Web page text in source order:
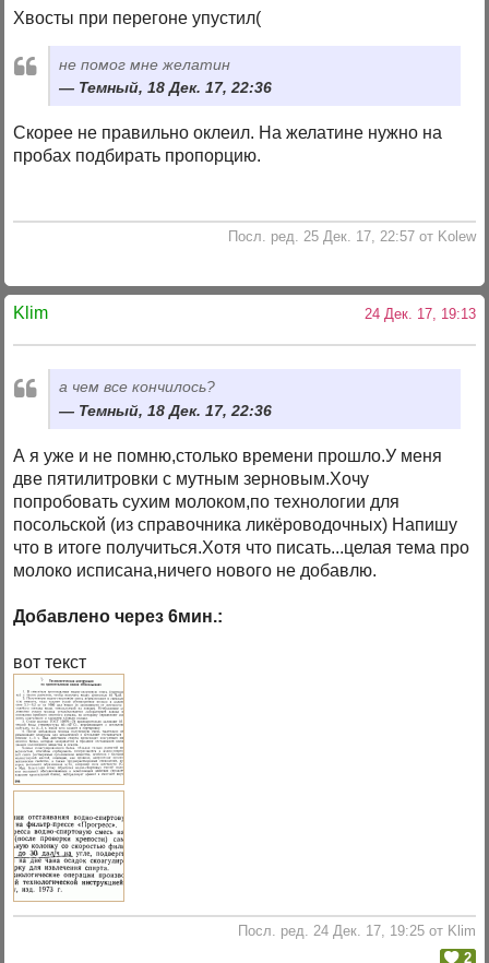
Хвосты при перегоне упустил(
не помог мне желатин
Темный, 18 Дек. 17, 22:36
Скорее не правильно оклеил. На желатине нужно на
пробах подбирать пропорцию.
Посл. ред. 25 Дек. 17, 22:57 от Kolew
Klim 24 Дек. 17, 19:13
а чем все кончилось?
Темный, 18 Дек. 17, 22:36
А я уже и не помню,столько времени прошло.У меня
две пятилитровки с мутным зерновым.Хочу
попробовать сухим молоком,по технологии для
посольской (из справочника ликёроводочных) Напишу
что в итоге получиться.Хотя что писать...целая тема про
молоко исписана,ничего нового не добавлю.
Добавлено через 6мин.:
вот текст
Посл. ред. 24 Дек. 17, 19:25 от Klim
2